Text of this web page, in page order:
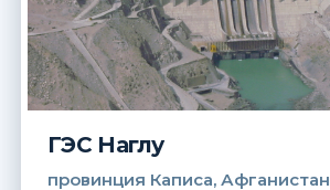
ГЭС Наглу
провинция Каписа, Афганистан